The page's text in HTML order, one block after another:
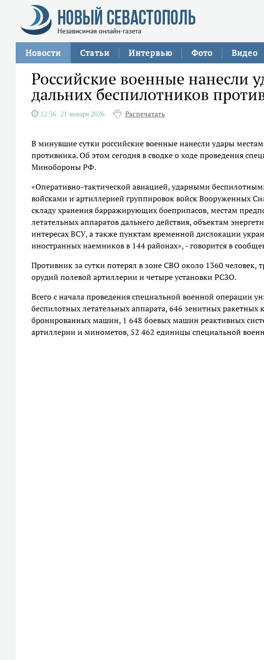
Новости Статьи Интервью Фото Видео
Российские военные нанесли
дальних беспилотников
12:56 21 января 2026 Распечатать
В минувшие сутки российские военные нанесли удары
противника. Об этом сегодня в сводке о ходе проведения
Минобороны РФ.
«Оперативно-тактической авиацией, ударными
войсками и артиллерией группировок войск Вооруженных
складу хранения барражирующих боеприпасов, местам
летательных аппаратов дальнего действия, объектам
интересах ВСУ, а также пунктам временной дислокации
иностранных наемников в 144 районах», - говорится в
Противник за сутки потерял в зоне СВО около 1360
орудий полевой артиллерии и четыре установки РСЗО.
Всего с начала проведения специальной военной операции
беспилотных летательных аппарата, 646 зенитных ракетных
бронированных машин, 1 648 боевых машин реактивных
артиллерии и минометов, 52 462 единицы специальной